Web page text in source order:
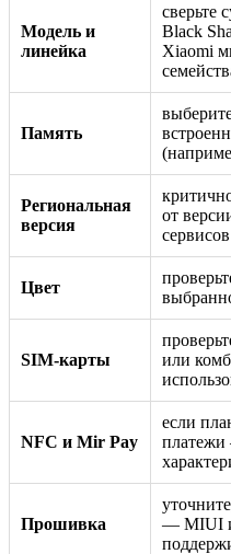
Модель и
линейка
сверьте
Black
Xiaomi
Память
Региональная
версия
от
Цвет
SIM-карты
или
NFC и Mir Pay
если
платежи
Прошивка
— MIUI